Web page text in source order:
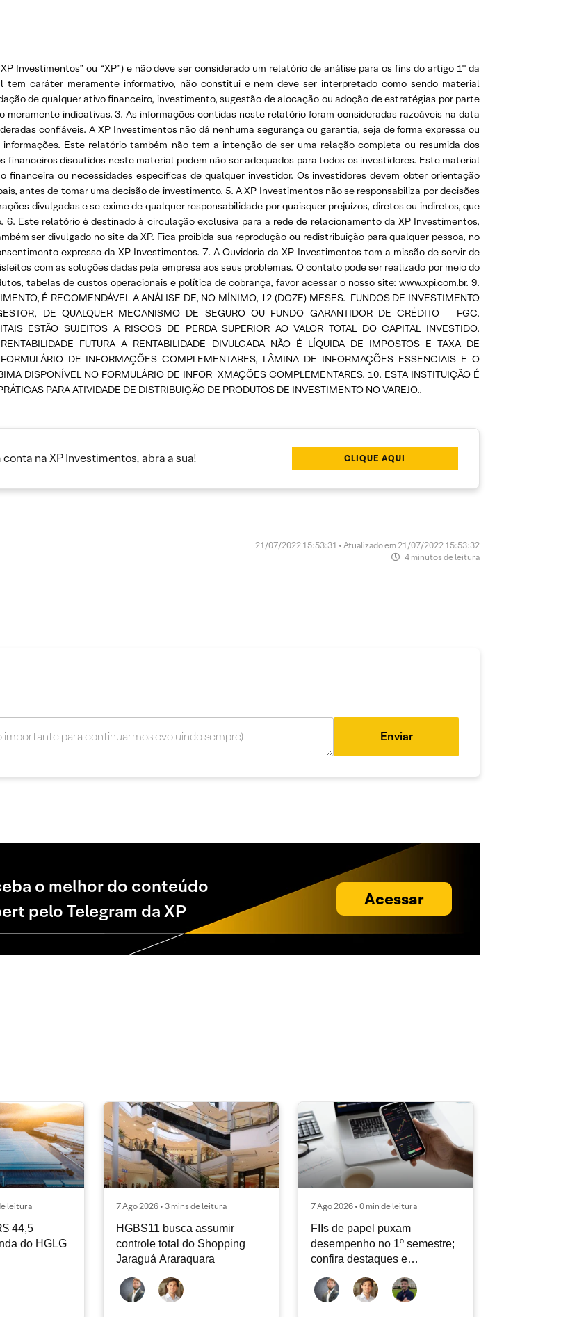
Investimentos” ou “XP”) e não deve ser considerado um relatório de análise para os fins do artigo 1º da
caráter meramente informativo, não constitui e nem deve ser interpretado como sendo material
de qualquer ativo financeiro, investimento, sugestão de alocação ou adoção de estratégias por parte
indicativas. 3. As informações contidas neste relatório foram consideradas razoáveis na data
confiáveis. A XP Investimentos não dá nenhuma segurança ou garantia, seja de forma expressa ou
Este relatório também não tem a intenção de ser uma relação completa ou resumida dos
financeiros discutidos neste material podem não ser adequados para todos os investidores. Este material
ou necessidades específicas de qualquer investidor. Os investidores devem obter orientação
antes de tomar uma decisão de investimento. 5. A XP Investimentos não se responsabiliza por decisões
divulgadas e se exime de qualquer responsabilidade por quaisquer prejuízos, diretos ou indiretos, que
Este relatório é destinado à circulação exclusiva para a rede de relacionamento da XP Investimentos,
ser divulgado no site da XP. Fica proibida sua reprodução ou redistribuição para qualquer pessoa, no
expresso da XP Investimentos. 7. A Ouvidoria da XP Investimentos tem a missão de servir de
com as soluções dadas pela empresa aos seus problemas. O contato pode ser realizado por meio do
tabelas de custos operacionais e política de cobrança, favor acessar o nosso site: www.xpi.com.br. 9.
É RECOMENDÁVEL A ANÁLISE DE, NO MÍNIMO, 12 (DOZE) MESES. FUNDOS DE INVESTIMENTO
DE QUALQUER MECANISMO DE SEGURO OU FUNDO GARANTIDOR DE CRÉDITO – FGC.
ESTÃO SUJEITOS A RISCOS DE PERDA SUPERIOR AO VALOR TOTAL DO CAPITAL INVESTIDO.
FUTURA A RENTABILIDADE DIVULGADA NÃO É LÍQUIDA DE IMPOSTOS E TAXA DE
DE INFORMAÇÕES COMPLEMENTARES, LÂMINA DE INFORMAÇÕES ESSENCIAIS E O
DISPONÍVEL NO FORMULÁRIO DE INFOR_XMAÇÕES COMPLEMENTARES. 10. ESTA INSTITUIÇÃO É
PARA ATIVIDADE DE DISTRIBUIÇÃO DE PRODUTOS DE INVESTIMENTO NO VAREJO..
na XP Investimentos, abra a sua! CLIQUE AQUI
21/07/2022 15:53:31 • Atualizado em 21/07/2022 15:53:32
4 minutos de leitura
Enviar
o melhor do conteúdo
pelo Telegram da XP
Acessar
leitura
44,5
do HGLG
7 Ago 2026 • 3 mins de leitura
HGBS11 busca assumir
controle total do Shopping
Jaraguá Araraquara
7 Ago 2026 • 0 min de leitura
FIIs de papel puxam
desempenho no 1º semestre;
confira destaques e